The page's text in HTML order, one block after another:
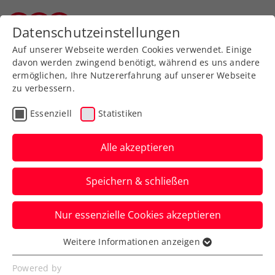
Zurück zur Newsübersicht
Turniere
Like a Pro! Blitzturnier
powered by Drei
Am 25. Oktober darf sich die
Tennisjugend am Rande der Erste Bank
Open 2024 selbst wie Profis fühlen.
Verfasst von: Presseaussendung / Redaktion, 05.10.2024
Datenschutzeinstellungen
Auf unserer Webseite werden Cookies verwendet. Einige
davon werden zwingend benötigt, während es uns andere
ermöglichen, Ihre Nutzererfahrung auf unserer Webseite
zu verbessern.
Essenziell Statistiken
Alle akzeptieren
Speichern & schließen
Nur essenzielle Cookies akzeptieren
Essenziell
Essenzielle Cookies werden für grundlegende
Weitere Informationen anzeigen
Powered by